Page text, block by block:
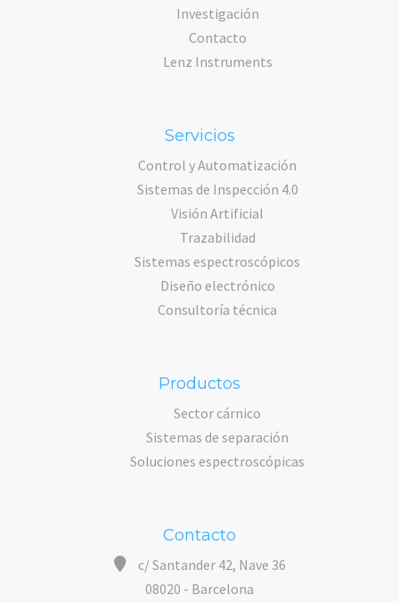
Investigación
Contacto
Lenz Instruments
Servicios
Control y Automatización
Sistemas de Inspección 4.0
Visión Artificial
Trazabilidad
Sistemas espectroscópicos
Diseño electrónico
Consultoría técnica
Productos
Sector cárnico
Sistemas de separación
Soluciones espectroscópicas
Contacto
c/ Santander 42, Nave 36
08020 - Barcelona